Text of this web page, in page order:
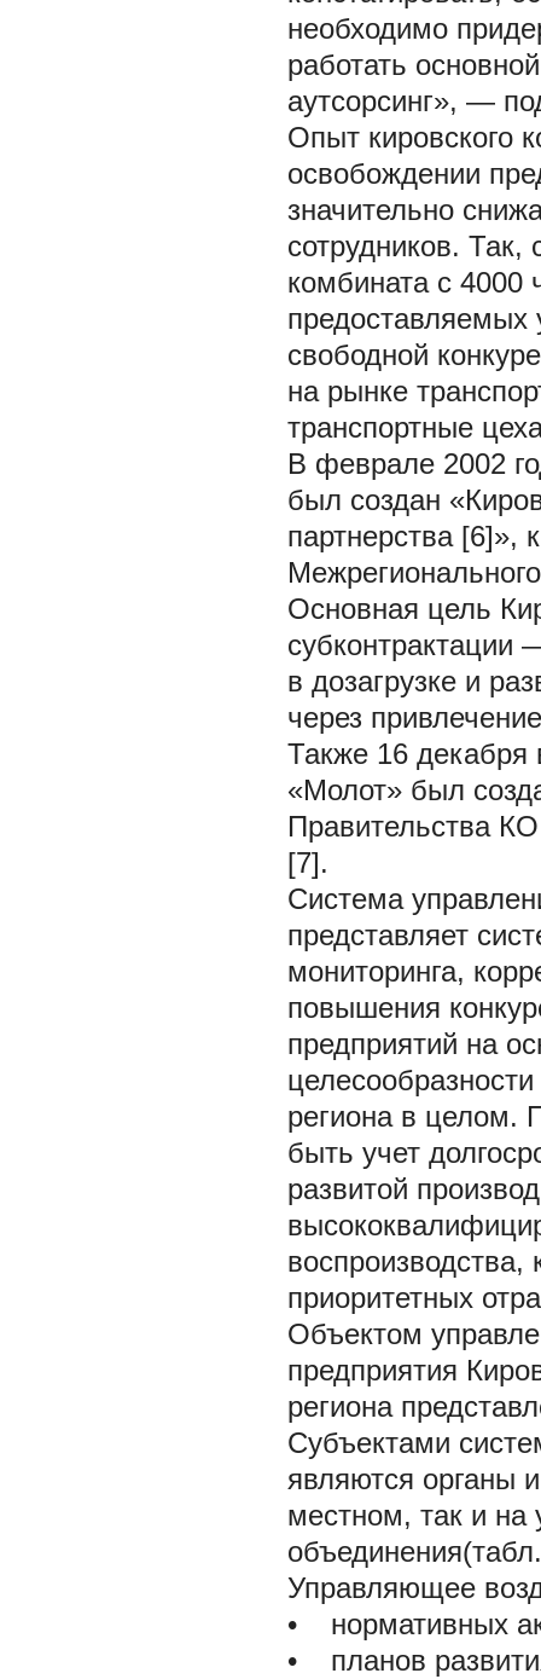
необходимо
работать
аутсорсинг», —
Опыт кировского
освобождении
значительно
сотрудников. Так,
комбината с 4000
предоставляемых
свободной
на рынке
транспортные
В феврале 2002
был создан
партнерства [6]»,
Основная цель
субконтрактации
в дозагрузке и
через
Также 16
«Молот» был
Правительства
[7].
Система
представляет
мониторинга,
повышения
предприятий на
региона в целом.
быть учет
развитой
приоритетных
Объектом
предприятия
региона
Субъектами
являются органы
местном, так и на
Управляющее
• нормативных
• планов